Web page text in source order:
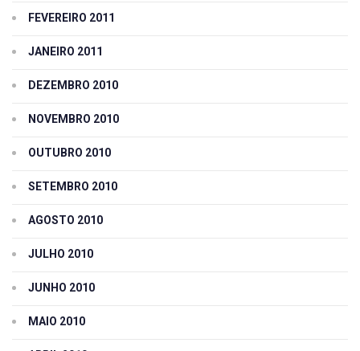
FEVEREIRO 2011
JANEIRO 2011
DEZEMBRO 2010
NOVEMBRO 2010
OUTUBRO 2010
SETEMBRO 2010
AGOSTO 2010
JULHO 2010
JUNHO 2010
MAIO 2010